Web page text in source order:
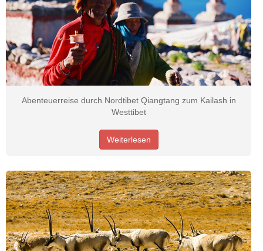
Abenteuerreise durch Nordtibet Qiangtang zum Kailash in
Westtibet
Weiterlesen